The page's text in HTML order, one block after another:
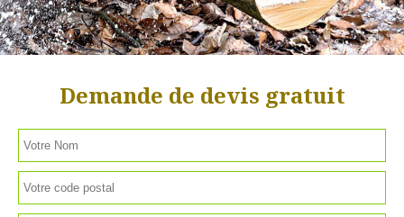
Demande de devis gratuit